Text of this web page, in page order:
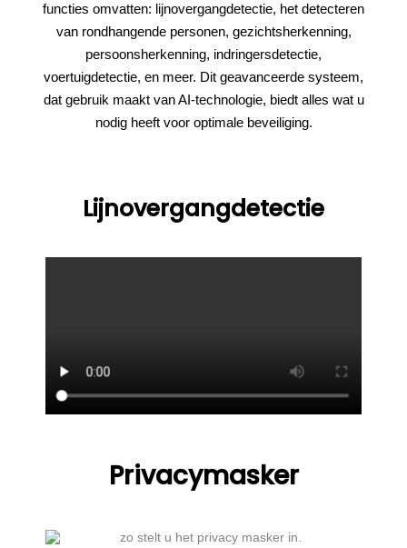
functies omvatten: lijnovergangdetectie, het detecteren
van rondhangende personen, gezichtsherkenning,
persoonsherkenning, indringersdetectie,
voertuigdetectie, en meer. Dit geavanceerde systeem,
dat gebruik maakt van AI-technologie, biedt alles wat u
nodig heeft voor optimale beveiliging.
Lijnovergangdetectie
Privacymasker